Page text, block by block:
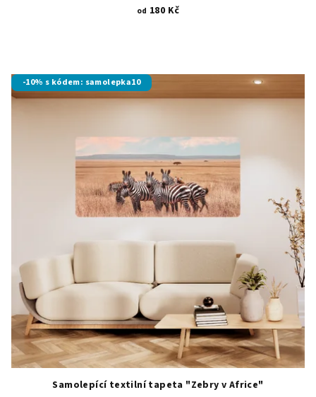
od 180 Kč
-10% s kódem: samolepka10
Samolepící textilní tapeta "Zebry v Africe"